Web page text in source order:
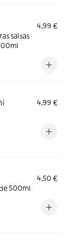
4,99 €
salsas
4,99 €
4,50 €
500ml